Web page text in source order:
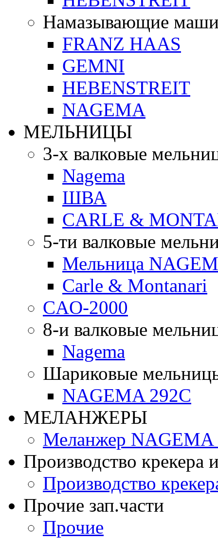
Намазывающие
FRANZ HAAS
GEMNI
HEBENSTREIT
NAGEMA
МЕЛЬНИЦЫ
3-х валковые
Nagema
ШВА
CARLE &
5-ти валковые
Мельница
Carle & Montanari
CAO-2000
8-и валковые
Nagema
Шариковые
NAGEMA 292C
МЕЛАНЖЕРЫ
Меланжер NAGEMA
Производство крекера
Производство
Прочие зап.части
Прочие